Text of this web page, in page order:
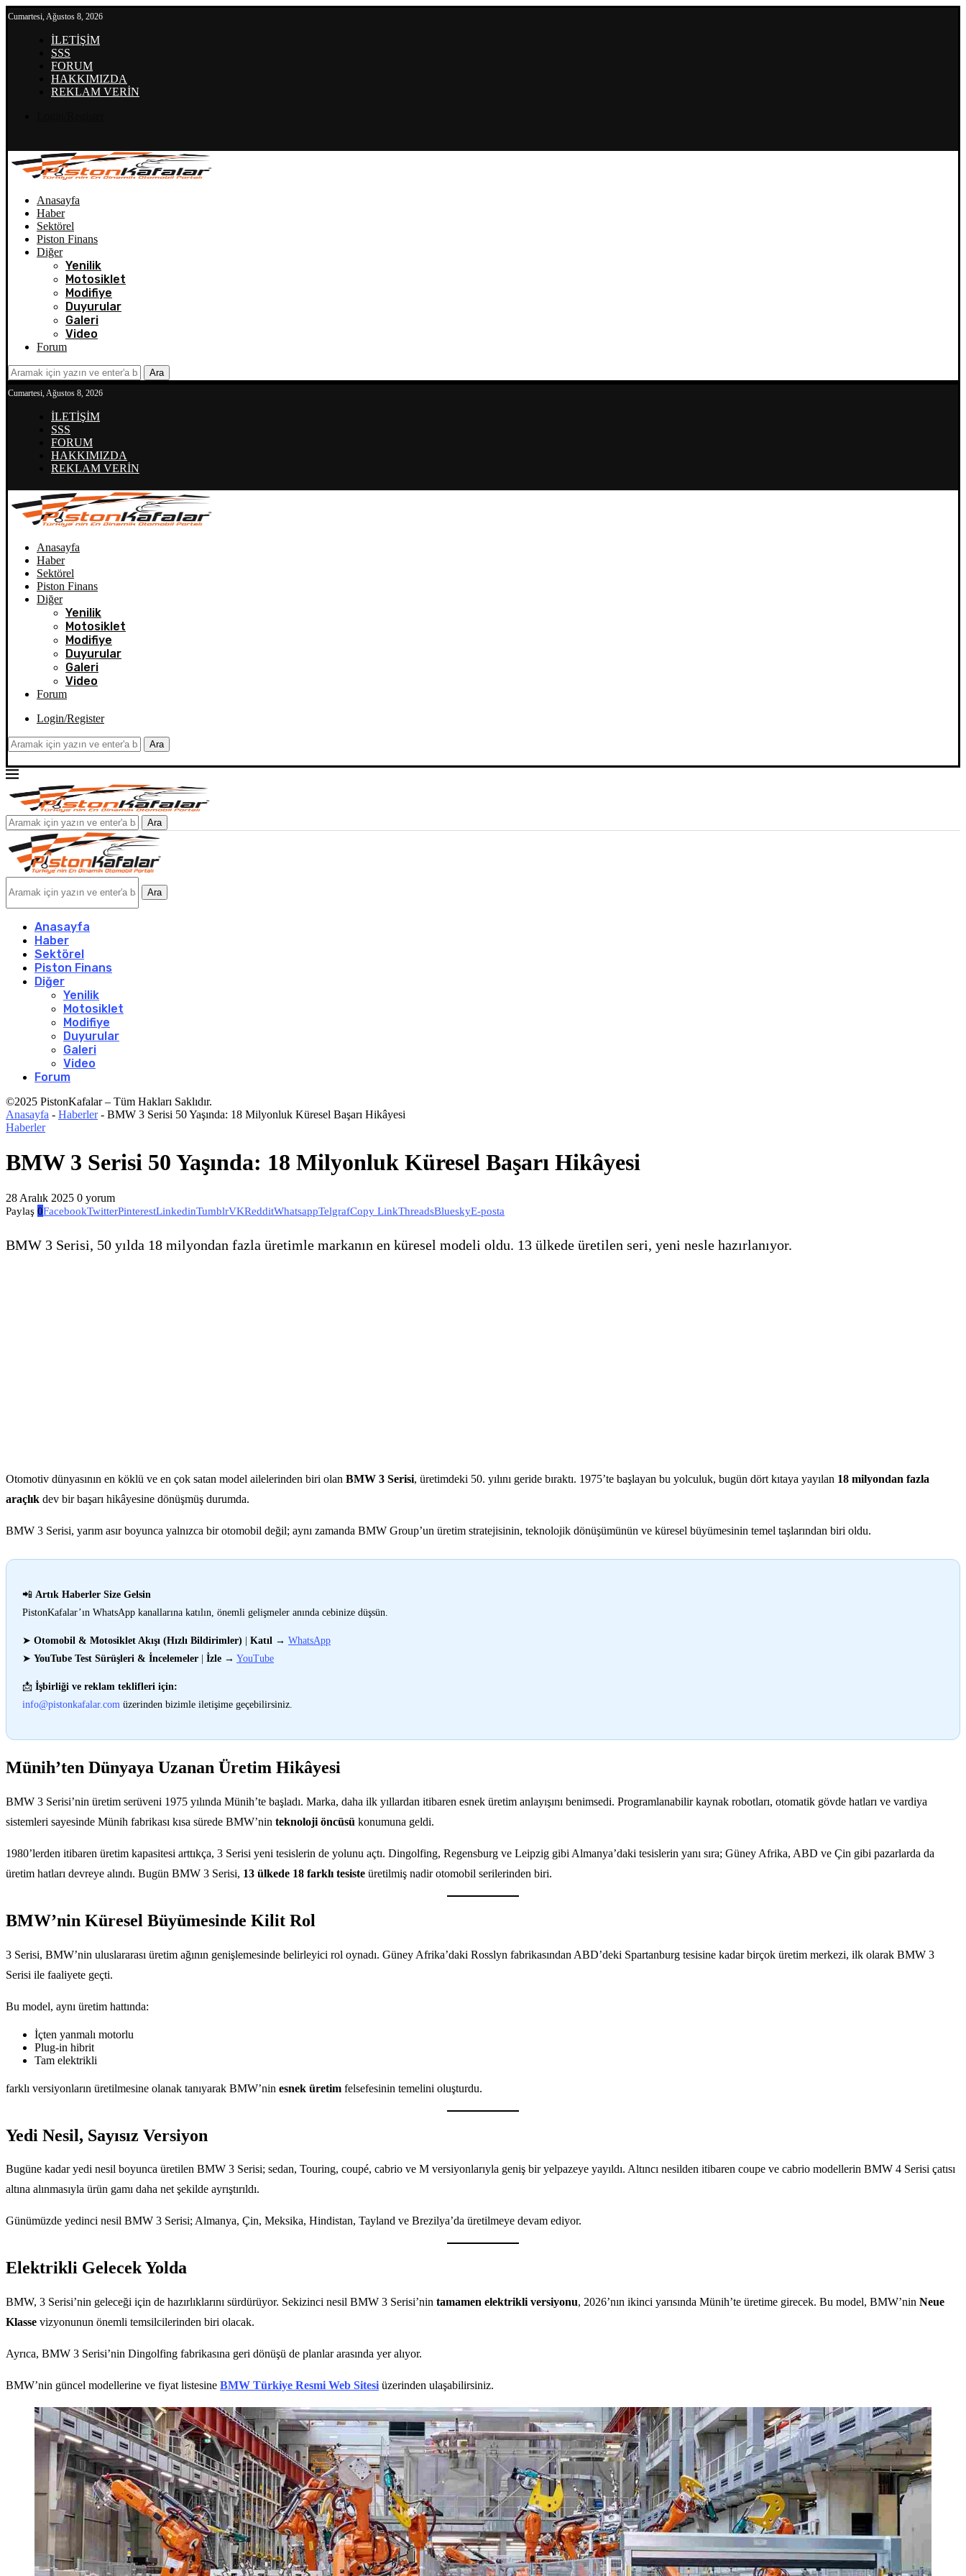
Cumartesi, Ağustos 8, 2026
İLETİŞİM
SSS
FORUM
HAKKIMIZDA
REKLAM VERİN
Anasayfa
Haber
Sektörel
Piston Finans
Diğer
Yenilik
Motosiklet
Modifiye
Duyurular
Galeri
Video
Forum
Ara
Cumartesi, Ağustos 8, 2026
İLETİŞİM
SSS
FORUM
HAKKIMIZDA
REKLAM VERİN
Anasayfa
Haber
Sektörel
Piston Finans
Diğer
Yenilik
Motosiklet
Modifiye
Duyurular
Galeri
Video
Forum
Login/Register
Ara
Ara
Ara
Anasayfa
Haber
Sektörel
Piston Finans
Diğer
Yenilik
Motosiklet
Modifiye
Duyurular
Galeri
Video
Forum
©2025 PistonKafalar – Tüm Hakları Saklıdır.
Anasayfa - Haberler- BMW 3 Serisi 50 Yaşında: 18 Milyonluk Küresel Başarı Hikâyesi
Haberler
BMW 3 Serisi 50 Yaşında: 18 Milyonluk Küresel Başarı Hikâyesi
28 Aralık 2025 0 yorum
Paylaş 0FacebookTwitterPinterestLinkedinTumblrVKRedditWhatsappTelgrafCopy LinkThreadsBlueskyE-posta
BMW 3 Serisi, 50 yılda 18 milyondan fazla üretimle markanın en küresel modeli oldu. 13 ülkede üretilen seri, yeni nesle hazırlanıyor.
Otomotiv dünyasının en köklü ve en çok satan model ailelerinden biri olan BMW 3 Serisi, üretimdeki 50. yılını geride bıraktı. 1975’te başlayan bu yolculuk, bugün dört kıtaya yayılan 18 milyondan fazla
araçlık dev bir başarı hikâyesine dönüşmüş durumda.
BMW 3 Serisi, yarım asır boyunca yalnızca bir otomobil değil; aynı zamanda BMW Group’un üretim stratejisinin, teknolojik dönüşümünün ve küresel büyümesinin temel taşlarından biri oldu.
📲 Artık Haberler Size Gelsin
PistonKafalar’ın WhatsApp kanallarına katılın, önemli gelişmeler anında cebinize düşsün.
➤ Otomobil & Motosiklet Akışı (Hızlı Bildirimler) Katıl → WhatsApp
➤ YouTube Test Sürüşleri & İncelemeler İzle → YouTube
📩 İşbirliği ve reklam teklifleri için:
info@pistonkafalar.com üzerinden bizimle iletişime geçebilirsiniz.
Münih’ten Dünyaya Uzanan Üretim Hikâyesi
BMW 3 Serisi’nin üretim serüveni 1975 yılında Münih’te başladı. Marka, daha ilk yıllardan itibaren esnek üretim anlayışını benimsedi. Programlanabilir kaynak robotları, otomatik gövde hatları ve vardiya
sistemleri sayesinde Münih fabrikası kısa sürede BMW’nin teknoloji öncüsü konumuna geldi.
1980’lerden itibaren üretim kapasitesi arttıkça, 3 Serisi yeni tesislerin de yolunu açtı. Dingolfing, Regensburg ve Leipzig gibi Almanya’daki tesislerin yanı sıra; Güney Afrika, ABD ve Çin gibi pazarlarda da
üretim hatları devreye alındı. Bugün BMW 3 Serisi, 13 ülkede 18 farklı tesiste üretilmiş nadir otomobil serilerinden biri.
BMW’nin Küresel Büyümesinde Kilit Rol
3 Serisi, BMW’nin uluslararası üretim ağının genişlemesinde belirleyici rol oynadı. Güney Afrika’daki Rosslyn fabrikasından ABD’deki Spartanburg tesisine kadar birçok üretim merkezi, ilk olarak BMW 3
Serisi ile faaliyete geçti.
Bu model, aynı üretim hattında:
İçten yanmalı motorlu
Plug-in hibrit
Tam elektrikli
farklı versiyonların üretilmesine olanak tanıyarak BMW’nin esnek üretim felsefesinin temelini oluşturdu.
Yedi Nesil, Sayısız Versiyon
Bugüne kadar yedi nesil boyunca üretilen BMW 3 Serisi; sedan, Touring, coupé, cabrio ve M versiyonlarıyla geniş bir yelpazeye yayıldı. Altıncı nesilden itibaren coupe ve cabrio modellerin BMW 4 Serisi çatısı
altına alınmasıyla ürün gamı daha net şekilde ayrıştırıldı.
Günümüzde yedinci nesil BMW 3 Serisi; Almanya, Çin, Meksika, Hindistan, Tayland ve Brezilya’da üretilmeye devam ediyor.
Elektrikli Gelecek Yolda
BMW, 3 Serisi’nin geleceği için de hazırlıklarını sürdürüyor. Sekizinci nesil BMW 3 Serisi’nin tamamen elektrikli versiyonu, 2026’nın ikinci yarısında Münih’te üretime girecek. Bu model, BMW’nin Neue
Klasse vizyonunun önemli temsilcilerinden biri olacak.
Ayrıca, BMW 3 Serisi’nin Dingolfing fabrikasına geri dönüşü de planlar arasında yer alıyor.
BMW’nin güncel modellerine ve fiyat listesine BMW Türkiye Resmi Web Sitesi üzerinden ulaşabilirsiniz.